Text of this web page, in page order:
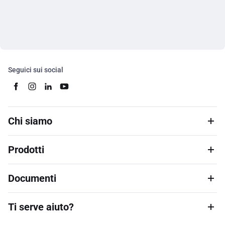
Seguici sui social
Chi siamo
Prodotti
Documenti
Ti serve aiuto?